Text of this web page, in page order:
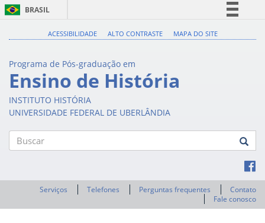
BRASIL
Acesso à informação
ACESSIBILIDADE ALTO CONTRASTE MAPA DO SITE
Programa de Pós-graduação em
Ensino de História
INSTITUTO HISTÓRIA
UNIVERSIDADE FEDERAL DE UBERLÂNDIA
Serviços Telefones Perguntas frequentes
Contato
Fale conosco